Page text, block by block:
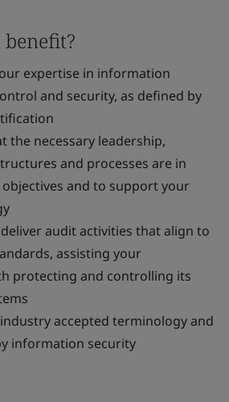
expertise in information
and security, as defined by
the necessary leadership,
and processes are in
objectives and to support your
audit activities that align to
assisting your
protecting and controlling its
accepted terminology and
information security